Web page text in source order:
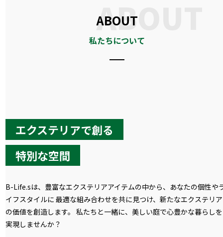
ABOUT
エクステリアで創る
特別な空間
B-Life.sは、豊富なエクステリアアイテムの中から、あなたの個性や
イフスタイルに 最適な組み合わせを共に見つけ、新たなエクステリア
の価値を創造します。 私たちと一緒に、美しい庭で心豊かな暮らしを
実現しませんか？